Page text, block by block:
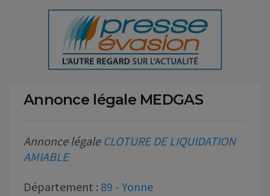
Annonce légale MEDGAS
Annonce légale CLOTURE DE LIQUIDATION
AMIABLE
Département : 89 - Yonne